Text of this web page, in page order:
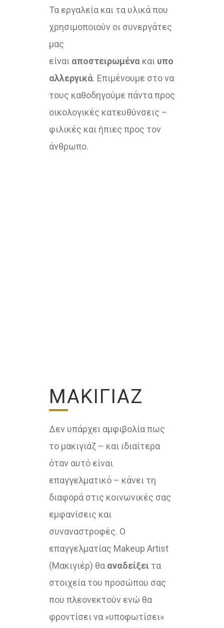
Τα εργαλεία και τα υλικά που
χρησιμοποιούν οι συνεργάτες
μας
είναι αποστειρωμένα και υπο
αλλεργικά. Επιμένουμε στο να
τους καθοδηγούμε πάντα προς
οικολογικές κατευθύνσεις –
φιλικές και ήπιες προς τον
άνθρωπο.
ΜΑΚΙΓΙΆΖ
Δεν υπάρχει αμφιβολία πως
το μακιγιάζ – και ιδιαίτερα
όταν αυτό είναι
επαγγελματικό – κάνει τη
διαφορά στις κοινωνικές σας
εμφανίσεις και
συναναστροφές. Ο
επαγγελματίας Makeup Artist
(Μακιγιέρ) θα αναδείξει τα
στοιχεία του προσώπου σας
που πλεονεκτούν ενώ θα
φροντίσει να «υποφωτίσει»